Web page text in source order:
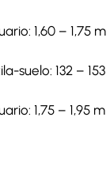
1,60 – 1,75 m
suelo: 132 – 153
1,75 – 1,95 m